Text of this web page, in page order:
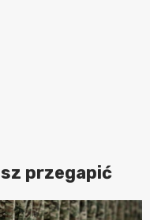
przegapić